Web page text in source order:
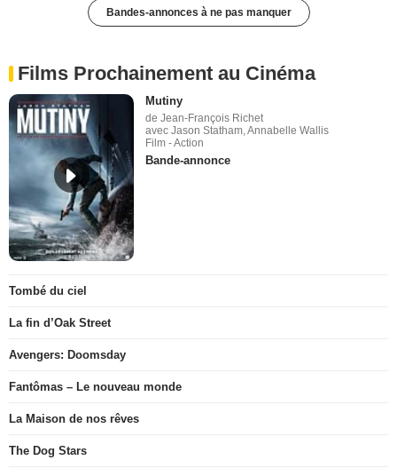
Bandes-annonces à ne pas manquer
Films Prochainement au Cinéma
Mutiny
de Jean-François Richet
avec Jason Statham, Annabelle Wallis
Film - Action
Bande-annonce
Tombé du ciel
La fin d’Oak Street
Avengers: Doomsday
Fantômas – Le nouveau monde
La Maison de nos rêves
The Dog Stars